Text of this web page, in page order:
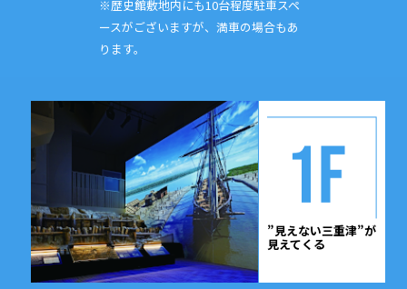
※歴史館敷地内にも10台程度駐車スペ
ースがございますが、満車の場合もあ
ります。
”見えない三重津”が
見えてくる